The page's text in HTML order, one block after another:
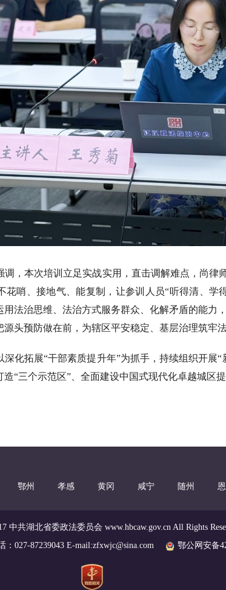
调，本次培训立足实战实用，直击调解难点，尚律
花哨、接地气、能复制，让参训人员“听得清、学
法治思维、法治方式服务群众、化解矛盾的能力
头预防做在前，为辖区平安稳定、基层治理筑牢法
化拓展“干部素质提升年”为抓手，持续组织开展
“三个示范区”、全面建设中国式现代化卓越城区提
鄂州 孝感 黄冈 咸宁 随州
中共湖北省委政法委员会 www.hbcaw.gov.cn All Rights
：027-87239043 E-mail:zfxwjc@sina.com
鄂公网安备